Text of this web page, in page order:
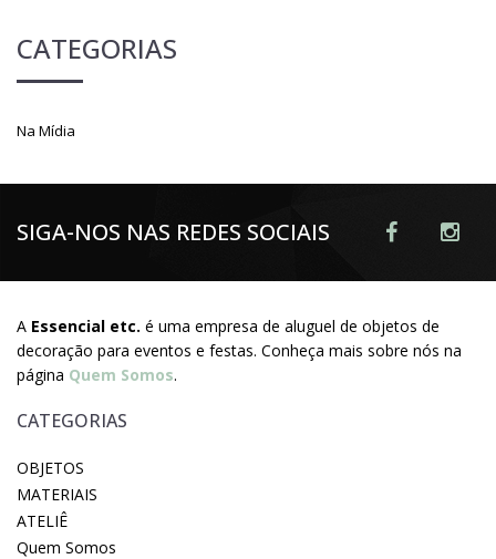
CATEGORIAS
Na Mídia
SIGA-NOS NAS REDES SOCIAIS
A Essencial etc. é uma empresa de aluguel de objetos de
decoração para eventos e festas. Conheça mais sobre nós na
página Quem Somos.
CATEGORIAS
OBJETOS
MATERIAIS
ATELIÊ
Quem Somos